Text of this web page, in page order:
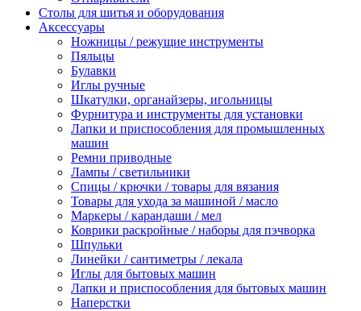
Столы для шитья и оборудования
Аксессуары
Ножницы / режущие инструменты
Пяльцы
Булавки
Иглы ручные
Шкатулки, органайзеры, игольницы
Фурнитура и инструменты для установки
Лапки и приспособления для промышленных
машин
Ремни приводные
Лампы / светильники
Спицы / крючки / товары для вязания
Товары для ухода за машиной / масло
Маркеры / карандаши / мел
Коврики раскройные / наборы для пэчворка
Шпульки
Линейки / сантиметры / лекала
Иглы для бытовых машин
Лапки и приспособления для бытовых машин
Наперстки